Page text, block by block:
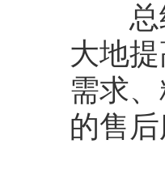
总结
大地
需求
的售